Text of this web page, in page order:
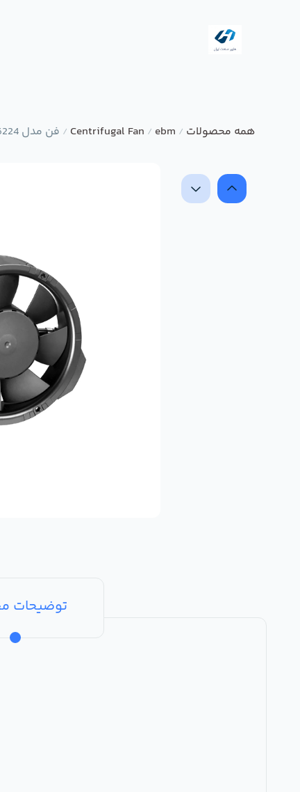
همه محصولات /
ebm
/
Centrifugal Fan
/ فن مدل 6224 برند ebmpapst
توضیحات